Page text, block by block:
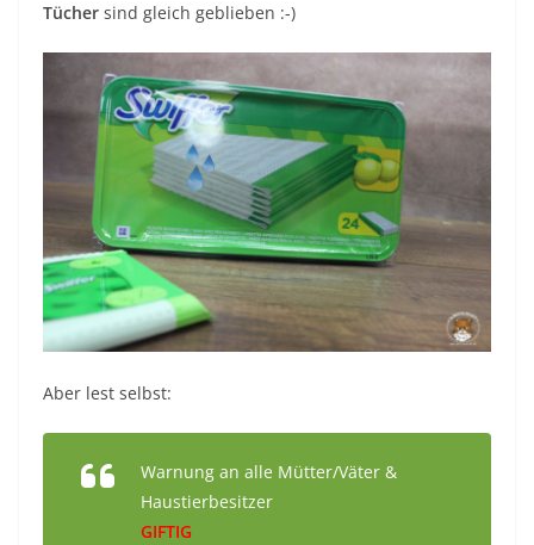
Tücher sind gleich geblieben :-)
Aber lest selbst:
Warnung an alle Mütter/Väter &
Haustierbesitzer
GIFTIG